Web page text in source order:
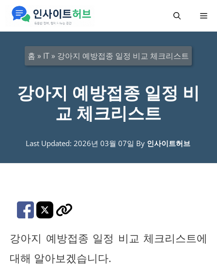
메
홈 » IT» 강아지 예방접종 일정 비교 체크리스트
강아지 예방접종 일정 비
교 체크리스트
Last Updated: 2026년 03월 07일 By 인사이트허브
강아지 예방접종 일정 비교 체크리스트에
대해 알아보겠습니다.